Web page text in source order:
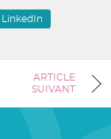
LinkedIn
ARTICLE
SUIVANT